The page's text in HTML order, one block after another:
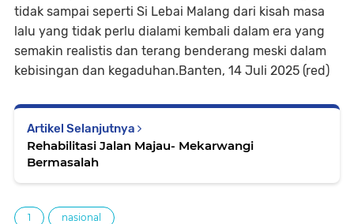
tidak sampai seperti Si Lebai Malang dari kisah masa
lalu yang tidak perlu dialami kembali dalam era yang
semakin realistis dan terang benderang meski dalam
kebisingan dan kegaduhan.Banten, 14 Juli 2025 (red)
Artikel Selanjutnya
Rehabilitasi Jalan Majau- Mekarwangi
Bermasalah
1 nasional